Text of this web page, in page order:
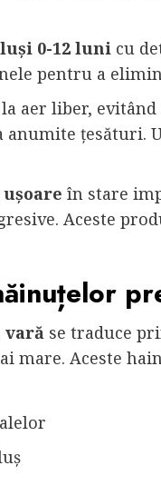
0-12 luni cu
pentru a
la aer liber, evitând
anumite țesături.
în stare
Aceste
se traduce
mare. Aceste